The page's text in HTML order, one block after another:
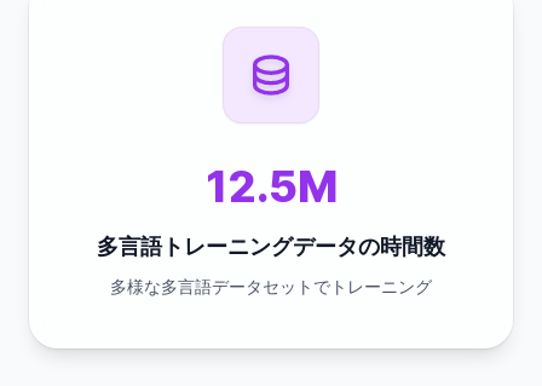
12.5M
多言語トレーニングデータの時間数
多様な多言語データセットでトレーニング